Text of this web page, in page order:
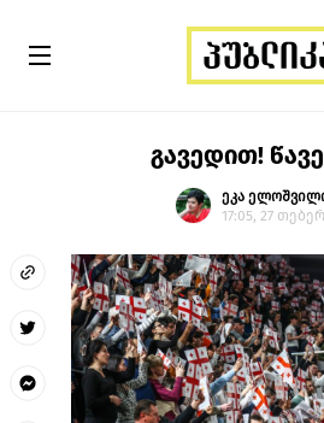
გავედით!
ეკა
17:05, 27